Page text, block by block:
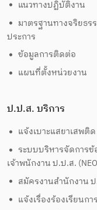
แนวทางปฏิบัติงาน
มาตรฐานทางจริยธร
ประการ
ข้อมูลการติดต่อ
แผนที่ตั้งหน่วยงาน
ป.ป.ส. บริการ
แจ้งเบาะแสยาเสพติ
ระบบบริหารจัดการข้
เจ้าพนักงาน ป.ป.ส.
สมัครงานสำนักงาน
แจ้งเรื่องร้องเรียนก